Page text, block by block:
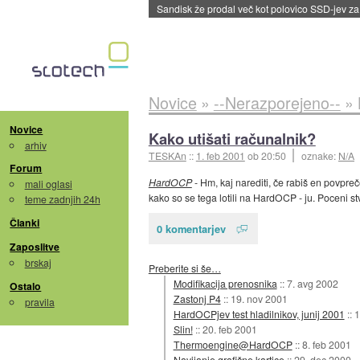
Sandisk že prodal več kot polovico SSD-jev
Novice
arhiv
Forum
mali oglasi
teme zadnjih 24h
Članki
Zaposlitve
brskaj
Ostalo
pravila
Novice » --Nerazporejeno-- »
Kako utišati računalnik?
TESKAn :: 1. feb 2001 ob 20:50 oznake: N/A
HardOCP- Hm, kaj narediti, če rabiš en
kako so se tega lotili na HardOCP - ju. Poceni
0 komentarjev
Preberite si še…
Modifikacija prenosnika ::7. avg 2002
Zastonj P4 :: 19. nov 2001
HardOCPjev test hladilnikov, junij 2001 ::
Slin! ::20. feb 2001
Thermoengine@HardOCP ::8. feb 2001